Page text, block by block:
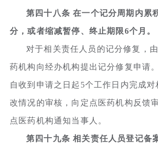
第四十八条 在一个记分周期内累
分，或者缩减暂停、终止期限6个月。
对于相关责任人员的记分修复，
药机构向经办机构提出记分修复申请
自收到申请之日起5个工作日内完成
改情况的审核，向定点医药机构反馈
点医药机构通知当事人。
第四十九条 相关责任人员登记备